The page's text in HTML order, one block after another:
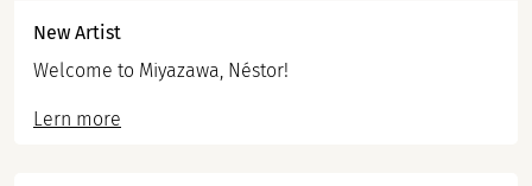
New Artist
Welcome to Miyazawa, Néstor!
Lern more